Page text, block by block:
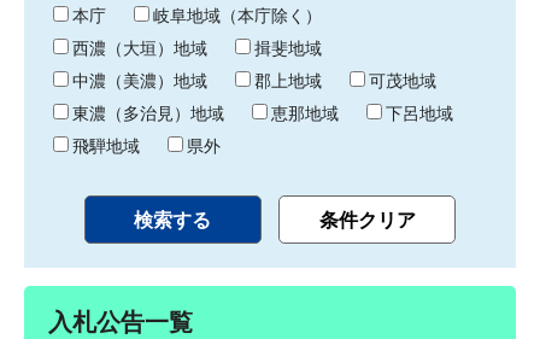
わ
り
本庁
岐阜地域（本庁除く）
西濃（大垣）地域
揖斐地域
中濃（美濃）地域
郡上地域
可茂地域
東濃（多治見）地域
恵那地域
下呂地域
飛騨地域
県外
入札公告一覧